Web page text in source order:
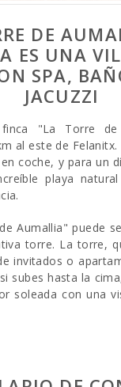
DE
ES UNA
SPA,
JACUZZI
finca "La Torre
al este de
coche, y para un
playa natural
Aumallia" puede
torre. La torre,
invitados o
subes hasta la
soleada con una
de juegos donde los
baño en